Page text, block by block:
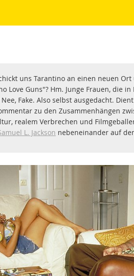
uns Tarantino an einen neuen
Love Guns"? Hm. Junge Frauen, die
Nee, Fake. Also selbst ausgedacht.
zu den Zusammenhängen
realem Verbrechen und
L. Jackson nebeneinander auf